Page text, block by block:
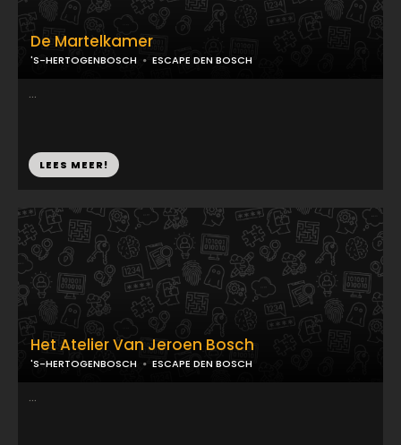
De Martelkamer
'S-HERTOGENBOSCH ESCAPE DEN BOSCH
...
LEES MEER!
Het Atelier Van Jeroen Bosch
'S-HERTOGENBOSCH ESCAPE DEN BOSCH
...